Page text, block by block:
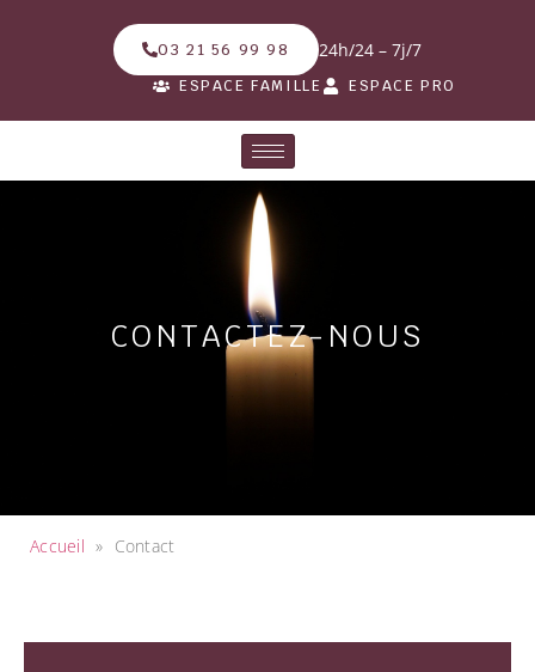
03 21 56 99 98 24h/24 – 7j/7
ESPACE FAMILLE ESPACE PRO
CONTACTEZ-NOUS
Accueil » Contact